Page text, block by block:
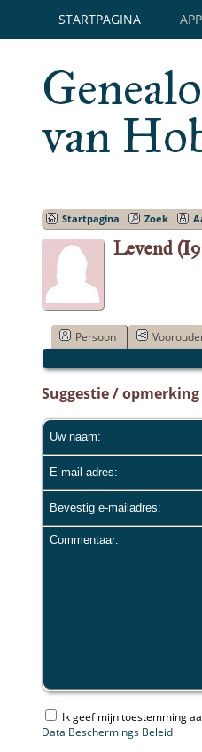
STARTPAGINA
van
Startpagina Zoek
Levend
Persoon
Suggestie /
Uw naam:
E-mail adres:
Bevestig e-mailadres:
Commentaar:
Ik geef mijn toestemming
Data Beschermings Beleid